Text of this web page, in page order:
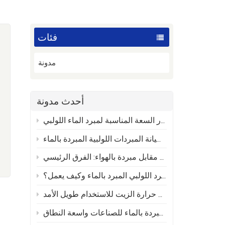
فئات
مدونة
أحدث مدونة
كيفية اختيار السعة المناسبة لمبرد الماء اللولبي
دليل صيانة المبردات اللولبية المبردة بالماء
مبردات لولبية مبردة بالماء مقابل مبردة بالهواء: الفرق الرئيسي
ما هو المبرد اللولبي المبرد بالماء وكيف يعمل؟
كيفية صيانة جهاز التحكم في درجة حرارة الزيت للاستخدام طويل الأمد
فوائد المبردات اللولبية المبردة بالماء للصناعات واسعة النطاق